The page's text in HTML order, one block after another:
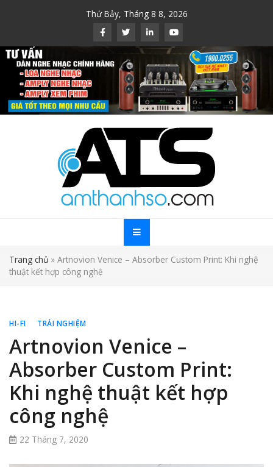
Thứ Bảy, Tháng 8 8, 2026
Trang chủ » Artnovion Venice – Absorber Custom Print: Khi nghệ
thuật kết hợp công nghệ
HI-FI TRẢI NGHIỆM
Artnovion Venice –
Absorber Custom Print:
Khi nghệ thuật kết hợp
công nghệ
22 Tháng 7, 2020